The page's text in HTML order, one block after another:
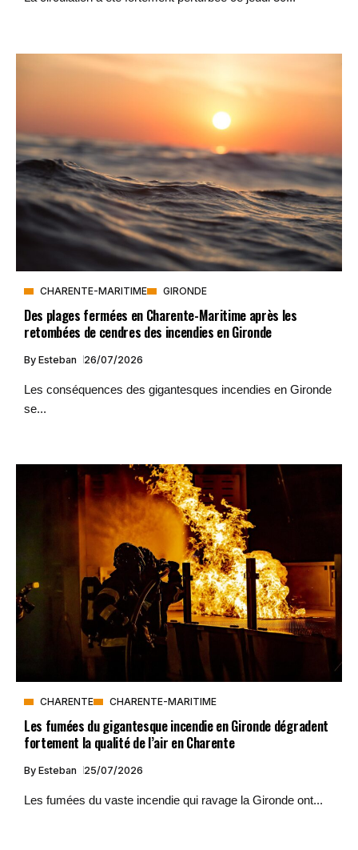
CHARENTE-MARITIME GIRONDE
Des plages fermées en Charente-Maritime après les
retombées de cendres des incendies en Gironde
By Esteban 26/07/2026
Les conséquences des gigantesques incendies en Gironde
se...
CHARENTE CHARENTE-MARITIME
Les fumées du gigantesque incendie en Gironde dégradent
fortement la qualité de l’air en Charente
By Esteban 25/07/2026
Les fumées du vaste incendie qui ravage la Gironde ont...